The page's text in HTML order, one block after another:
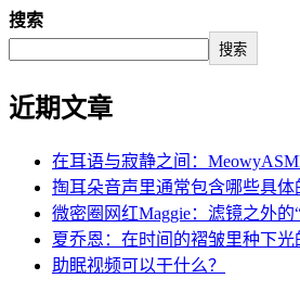
搜索
搜索
近期文章
在耳语与寂静之间：
掏耳朵音声里通常包含哪些具体
微密圈网红Maggie：滤镜之外的
夏乔恩：在时间的褶皱里种下光
助眠视频可以干什么？